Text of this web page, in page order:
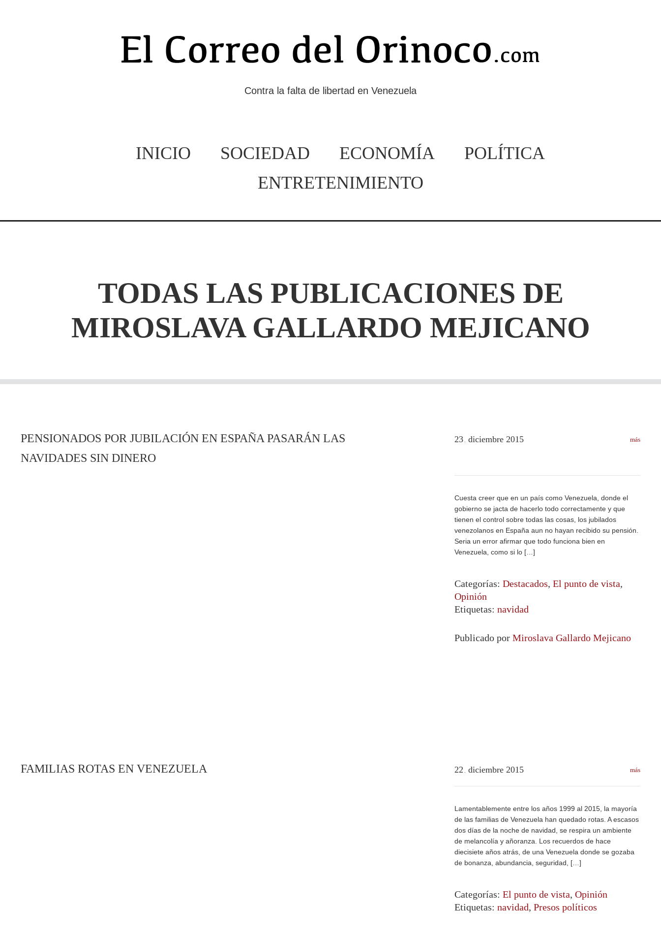
Contra la falta de libertad en Venezuela
INICIO SOCIEDAD ECONOMÍA
POLÍTICA
ENTRETENIMIENTO
TODAS LAS PUBLICACIONES DE
MIROSLAVA GALLARDO MEJICANO
PENSIONADOS POR JUBILACIÓN EN ESPAÑA PASARÁN LAS
NAVIDADES SIN DINERO
23 diciembre 2015
Cuesta creer que en un país como Venezuela, donde el
gobierno se jacta de hacerlo todo correctamente y que
tienen el control sobre todas las cosas, los jubilados
venezolanos en España aun no hayan recibido su pensión.
Seria un error afirmar que todo funciona bien en
Venezuela, como si lo […]
más
Categorías: Destacados, El punto de vista,
Opinión
Etiquetas: navidad
Publicado por Miroslava Gallardo Mejicano
FAMILIAS ROTAS EN VENEZUELA 22 diciembre 2015
Lamentablemente entre los años 1999 al 2015, la mayoría
de las familias de Venezuela han quedado rotas. A escasos
dos días de la noche de navidad, se respira un ambiente
de melancolía y añoranza. Los recuerdos de hace
diecisiete años atrás, de una Venezuela donde se gozaba
de bonanza, abundancia, seguridad, […]
más
Categorías: El punto de vista, Opinión
Etiquetas: navidad, Presos políticos